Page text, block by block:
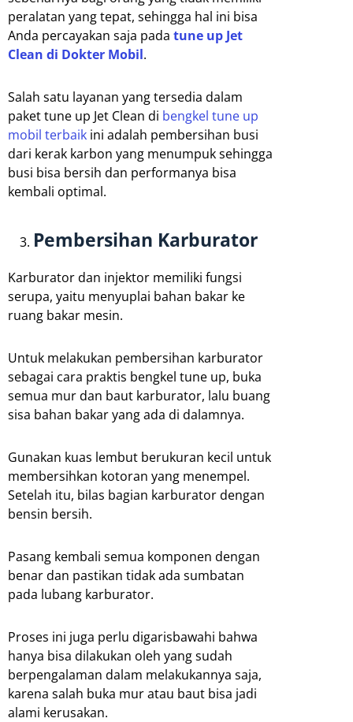
peralatan yang tepat, sehingga hal ini bisa
Anda percayakan saja pada tune up Jet
Clean di Dokter Mobil.
Salah satu layanan yang tersedia dalam
paket tune up Jet Clean di bengkel tune up
mobil terbaik ini adalah pembersihan busi
dari kerak karbon yang menumpuk sehingga
busi bisa bersih dan performanya bisa
kembali optimal.
Pembersihan Karburator
Karburator dan injektor memiliki fungsi
serupa, yaitu menyuplai bahan bakar ke
ruang bakar mesin.
Untuk melakukan pembersihan karburator
sebagai cara praktis bengkel tune up, buka
semua mur dan baut karburator, lalu buang
sisa bahan bakar yang ada di dalamnya.
Gunakan kuas lembut berukuran kecil untuk
membersihkan kotoran yang menempel.
Setelah itu, bilas bagian karburator dengan
bensin bersih.
Pasang kembali semua komponen dengan
benar dan pastikan tidak ada sumbatan
pada lubang karburator.
Proses ini juga perlu digarisbawahi bahwa
hanya bisa dilakukan oleh yang sudah
berpengalaman dalam melakukannya saja,
karena salah buka mur atau baut bisa jadi
alami kerusakan.